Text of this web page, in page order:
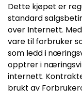
Dette kjøpet er
standard
over Internett.
vare til forbruker
som ledd i
opptrer i
internett.
brukt av